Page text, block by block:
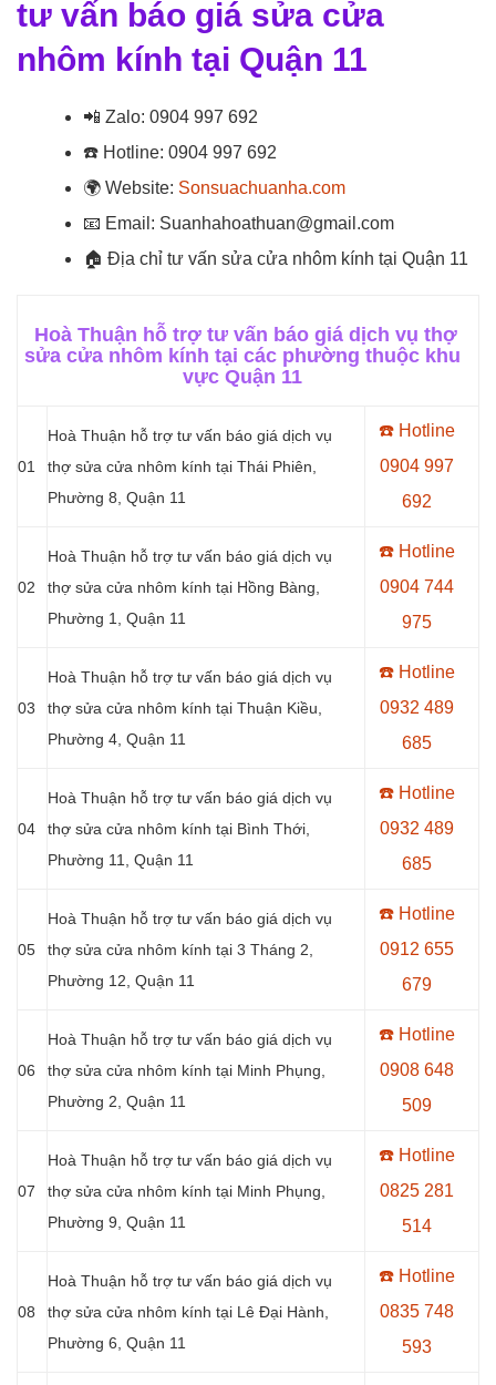
tư vấn báo giá sửa cửa
nhôm kính tại Quận 11
📲 Zalo: 0904 997 692
☎️ Hotline: 0904 997 692
🌍 Website: Sonsuachuanha.com
📧 Email: Suanhahoathuan@gmail.com
🏠 Địa chỉ tư vấn sửa cửa nhôm kính tại Quận 11
Hoà Thuận hỗ trợ tư vấn báo giá dịch vụ thợ
sửa cửa nhôm kính tại các phường thuộc khu
vực Quận 11
01
Hoà Thuận hỗ trợ tư vấn báo giá dịch vụ
thợ sửa cửa nhôm kính tại Thái Phiên,
Phường 8, Quận 11
☎️ Hotline
0904 997
692
02
Hoà Thuận hỗ trợ tư vấn báo giá dịch vụ
thợ sửa cửa nhôm kính tại Hồng Bàng,
Phường 1, Quận 11
☎️ Hotline
0904 744
975
03
Hoà Thuận hỗ trợ tư vấn báo giá dịch vụ
thợ sửa cửa nhôm kính tại Thuận Kiều,
Phường 4, Quận 11
☎️ Hotline
0932 489
685
04
Hoà Thuận hỗ trợ tư vấn báo giá dịch vụ
thợ sửa cửa nhôm kính tại Bình Thới,
Phường 11, Quận 11
☎️ Hotline
0932 489
685
05
Hoà Thuận hỗ trợ tư vấn báo giá dịch vụ
thợ sửa cửa nhôm kính tại 3 Tháng 2,
Phường 12, Quận 11
☎️ Hotline
0912 655
679
06
Hoà Thuận hỗ trợ tư vấn báo giá dịch vụ
thợ sửa cửa nhôm kính tại Minh Phụng,
Phường 2, Quận 11
☎️ Hotline
0908 648
509
07
Hoà Thuận hỗ trợ tư vấn báo giá dịch vụ
thợ sửa cửa nhôm kính tại Minh Phụng,
Phường 9, Quận 11
☎️ Hotline
0825 281
514
08
Hoà Thuận hỗ trợ tư vấn báo giá dịch vụ
thợ sửa cửa nhôm kính tại Lê Đại Hành,
Phường 6, Quận 11
☎️ Hotline
0835 748
593